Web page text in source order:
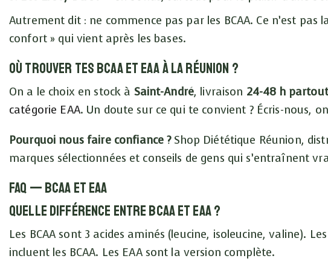
Autrement dit : ne commence pas par les BCAA. Ce n’est
confort » qui vient après les bases.
Où trouver tes BCAA et EAA à La Réunion ?
On a le choix en stock à Saint-André, livraison 24-48 h
catégorie EAA. Un doute sur ce qui te convient ? Écris-nous,
Pourquoi nous faire confiance ?Shop Diététique Réunion,
marques sélectionnées et conseils de gens qui s’entraînent
FAQ — BCAA et EAA
Quelle différence entre BCAA et EAA ?
Les BCAA sont 3 acides aminés (leucine, isoleucine, valine).
incluent les BCAA. Les EAA sont la version complète.